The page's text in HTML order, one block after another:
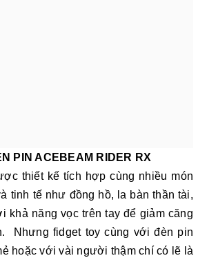
PIN ACEBEAM RIDER RX
thiết kế tích hợp cùng nhiều món
tinh tế như đồng hồ, la bàn thần tài,
khả năng vọc trên tay để giảm căng
Nhưng fidget toy cùng với đèn pin
hoặc với vài người thậm chí có lẽ là